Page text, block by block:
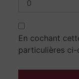
En cochant
particulières ci-